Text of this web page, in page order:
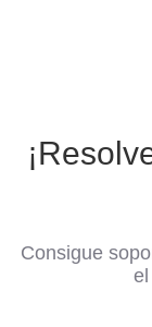
Consigue